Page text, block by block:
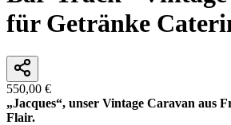
für Getränke
550,00 €
„Jacques“, unser Vintage Caravan aus
Flair.